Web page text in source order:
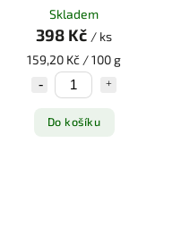
Skladem
398 Kč / ks
159,20 Kč / 100 g
Do košíku